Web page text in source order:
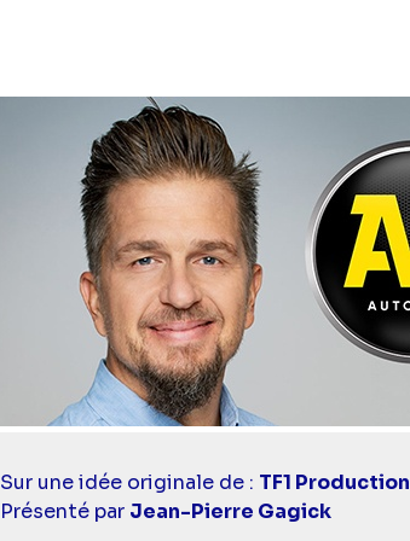
Casting
simba
Sur une idée originale de : TF1 Production
Présenté par Jean-Pierre Gagick